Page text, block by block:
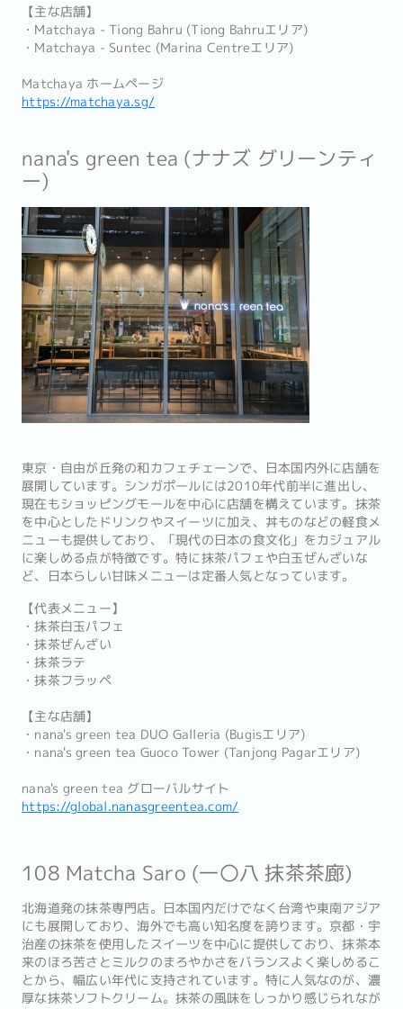
【主な店舗】
・Matchaya - Tiong Bahru (Tiong Bahruエリア)
・Matchaya - Suntec (Marina Centreエリア)
Matchaya ホームページ
https://matchaya.sg/
nana's green tea (ナナズ グリーンティ
ー)
東京・自由が丘発の和カフェチェーンで、日本国内外に店舗を
展開しています。シンガポールには2010年代前半に進出し、
現在もショッピングモールを中心に店舗を構えています。抹茶
を中心としたドリンクやスイーツに加え、丼ものなどの軽食メ
ニューも提供しており、「現代の日本の食文化」をカジュアル
に楽しめる点が特徴です。特に抹茶パフェや白玉ぜんざいな
ど、日本らしい甘味メニューは定番人気となっています。
【代表メニュー】
・抹茶白玉パフェ
・抹茶ぜんざい
・抹茶ラテ
・抹茶フラッペ
【主な店舗】
・nana's green tea DUO Galleria (Bugisエリア)
・nana's green tea Guoco Tower (Tanjong Pagarエリア)
nana's green tea グローバルサイト
https://global.nanasgreentea.com/
108 Matcha Saro (一〇八 抹茶茶廊)
北海道発の抹茶専門店。日本国内だけでなく台湾や東南アジア
にも展開しており、海外でも高い知名度を誇ります。京都・宇
治産の抹茶を使用したスイーツを中心に提供しており、抹茶本
来のほろ苦さとミルクのまろやかさをバランスよく楽しめるこ
とから、幅広い年代に支持されています。特に人気なのが、濃
厚な抹茶ソフトクリーム。抹茶の風味をしっかり感じられなが